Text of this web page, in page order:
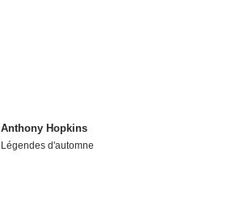
Anthony Hopkins
Légendes d'automne